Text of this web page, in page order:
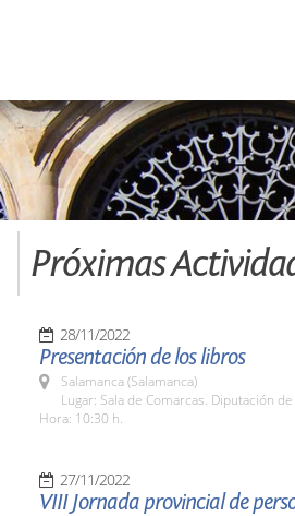
Próximas
28/11/2022
Presentación de los libros
Salamanca (Salamanca)
Lugar: Sala de Comarcas. Diputación
Hora: 10:30 h.
27/11/2022
VIII Jornada provincial de